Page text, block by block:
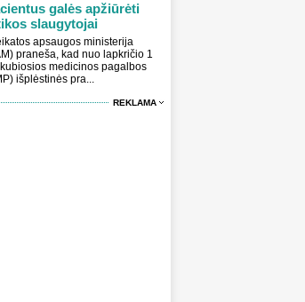
galės apžiūrėti
slaugytojai
apsaugos ministerija
praneša, kad nuo lapkričio 1
medicinos pagalbos
išplėstinės pra...
REKLAMA